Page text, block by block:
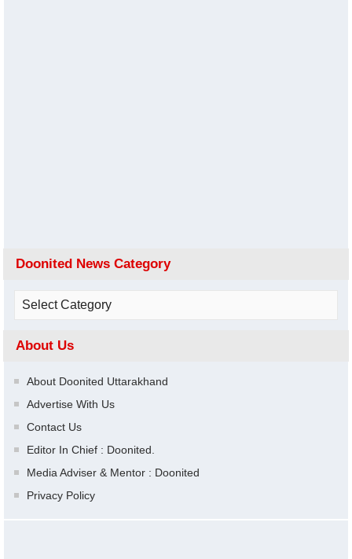
Doonited News Category
About Us
About Doonited Uttarakhand
Advertise With Us
Contact Us
Editor In Chief : Doonited.
Media Adviser & Mentor : Doonited
Privacy Policy